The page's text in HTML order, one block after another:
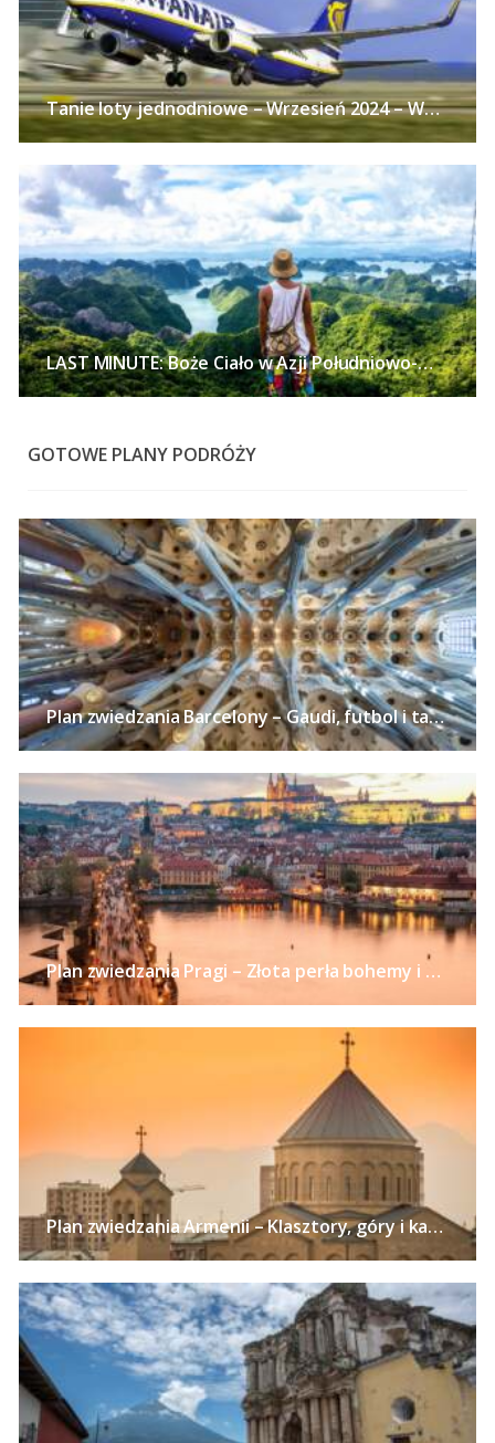
Tanie loty jednodniowe – Wrzesień 2024 – Wycieczki samolotem z polskich miast już od 113 PLN w obie strony!
LAST MINUTE: Boże Ciało w Azji Południowo-Wschodniej – Tajlandia, Wietnam lub Singapur z polskich miast już od 2672 PLN!
GOTOWE PLANY PODRÓŻY
Plan zwiedzania Barcelony – Gaudi, futbol i tapas w stolicy Katalonii
Plan zwiedzania Pragi – Złota perła bohemy i alchemii
Plan zwiedzania Armenii – Klasztory, góry i kaniony Kaukazu, szaszłyki i słynny koniak